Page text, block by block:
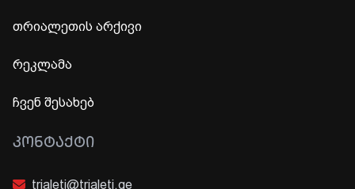
თრიალეთის არქივი
რეკლამა
ჩვენ შესახებ
ᲙᲝᲜᲢᲐᲥᲢᲘ
trialeti@trialeti.ge